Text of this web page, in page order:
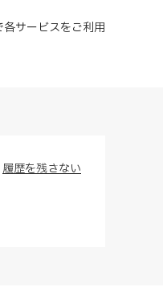
サービスをご利用
履歴を残さない